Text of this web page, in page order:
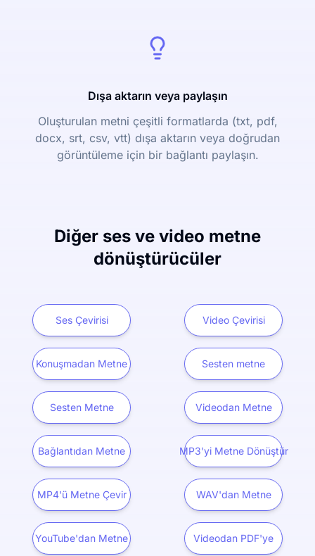
Dışa aktarın veya paylaşın
Oluşturulan metni çeşitli formatlarda (txt, pdf,
docx, srt, csv, vtt) dışa aktarın veya doğrudan
görüntüleme için bir bağlantı paylaşın.
Diğer ses ve video metne
dönüştürücüler
Ses Çevirisi Video Çevirisi
Konuşmadan Metne Sesten metne
Sesten Metne Videodan Metne
Bağlantıdan Metne MP3'yi Metne Dönüştür
MP4'ü Metne Çevir WAV'dan Metne
YouTube'dan Metne Videodan PDF'ye